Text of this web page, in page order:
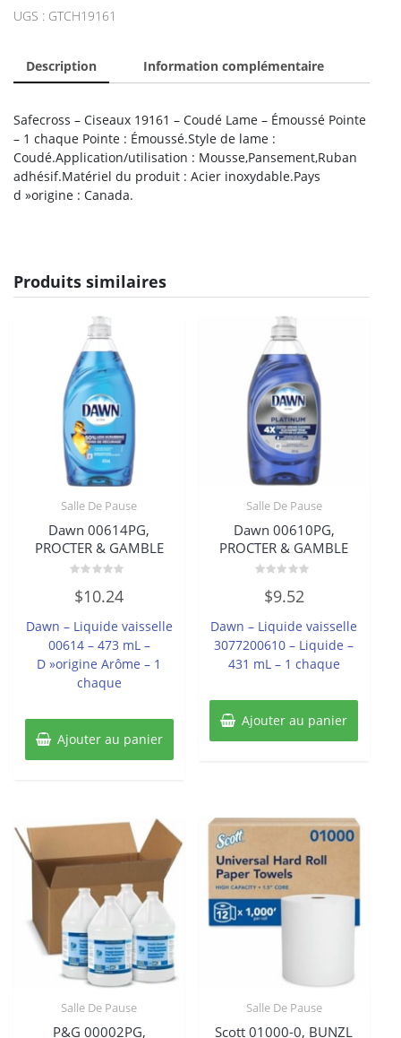
CH19161,
UGS : GTCH19161
Description Information complémentaire
Safecross – Ciseaux 19161 – Coudé Lame – Émoussé Pointe
– 1 chaque Pointe : Émoussé.Style de lame :
Coudé.Application/utilisation : Mousse,Pansement,Ruban
adhésif.Matériel du produit : Acier inoxydable.Pays
d »origine : Canada.
Produits similaires
Salle De Pause
Dawn 00614PG,
PROCTER & GAMBLE
0
sur
$10.24
Dawn – Liquide vaisselle
00614 – 473 mL –
D »origine Arôme – 1
chaque
Ajouter au panier
Salle De Pause
Dawn 00610PG,
PROCTER & GAMBLE
sur
$9.52
Dawn – Liquide vaisselle
3077200610 – Liquide –
431 mL – 1 chaque
Ajouter au panier
Salle De Pause
P&G 00002PG,
Salle De Pause
Scott 01000-0, BUNZL